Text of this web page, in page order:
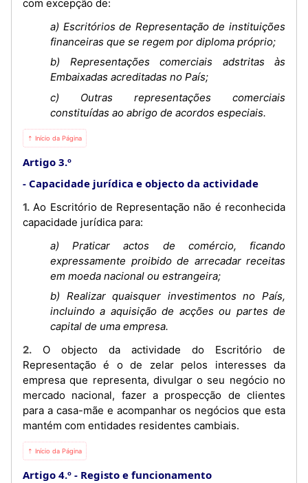
com excepção de:
a) Escritórios de Representação de instituições
financeiras que se regem por diploma próprio;
b) Representações comerciais adstritas às
Embaixadas acreditadas no País;
c) Outras representações comerciais
constituídas ao abrigo de acordos especiais.
⇡ Início da Página
Artigo 3.º
Capacidade jurídica e objecto da actividade
1. Ao Escritório de Representação não é reconhecida
capacidade jurídica para:
a) Praticar actos de comércio, ficando
expressamente proibido de arrecadar receitas
em moeda nacional ou estrangeira;
b) Realizar quaisquer investimentos no País,
incluindo a aquisição de acções ou partes de
capital de uma empresa.
2. O objecto da actividade do Escritório de
Representação é o de zelar pelos interesses da
empresa que representa, divulgar o seu negócio no
mercado nacional, fazer a prospecção de clientes
para a casa-mãe e acompanhar os negócios que esta
mantém com entidades residentes cambiais.
⇡ Início da Página
Artigo 4.º Registo e funcionamento